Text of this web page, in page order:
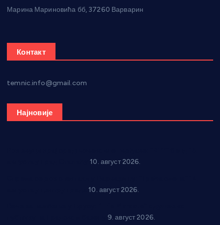
Марина Мариновића бб, 37260 Варварин
Контакт
temnic.info@gmail.com
Најновије
10. август 2026.
10. август 2026.
9. август 2026.